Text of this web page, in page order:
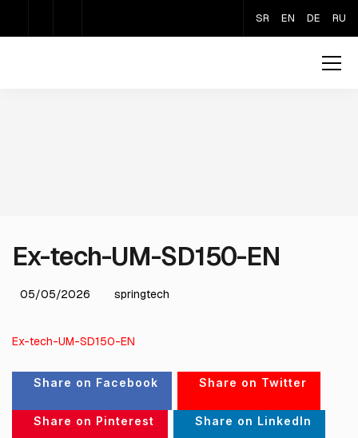
SR EN DE RU
Ex-tech-UM-SD150-EN
05/05/2026 springtech
Ex-tech-UM-SD150-EN
Share on Facebook Share on Twitter
Share on Pinterest Share on LinkedIn